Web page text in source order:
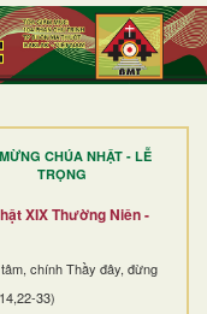
CHÚA NHẬT - LỄ
TRỌNG
XIX Thường Niên -
chính Thầy đây, đừng
33)